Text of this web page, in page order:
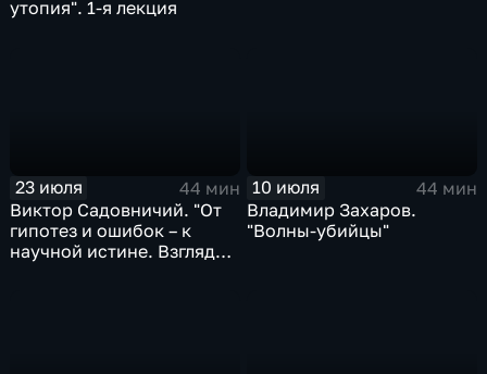
утопия". 1-я лекция
23 июля
44 мин
Виктор Садовничий. "От
гипотез и ошибок – к
научной истине. Взгляд
10 июля
44 мин
Владимир Захаров.
"Волны-убийцы"